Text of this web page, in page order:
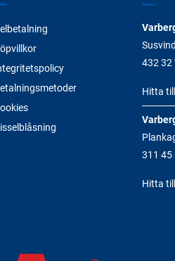
432 32
Hitta
311 45
Hitta